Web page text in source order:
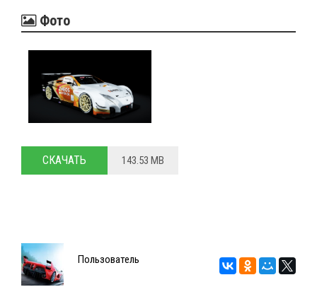
Фото
СКАЧАТЬ 143.53 MB
Пользователь